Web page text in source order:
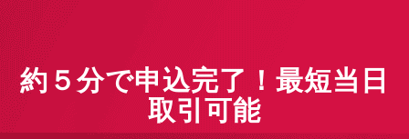
約５分で申込完了！最短当日
取引可能